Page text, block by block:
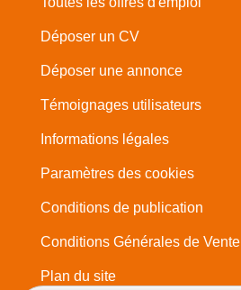
Déposer un CV
Déposer une annonce
Témoignages utilisateurs
Informations légales
Paramètres des cookies
Conditions de publication
Conditions Générales de Vente
Plan du site